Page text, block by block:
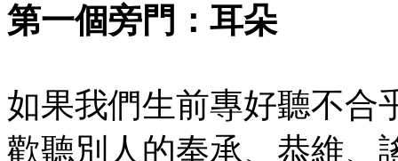
第一個旁門：耳朵
如果我們生前專好聽不合
歡聽別人的奉承、恭維、